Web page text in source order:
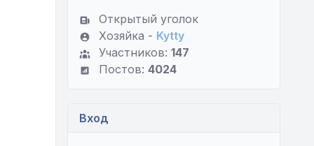
Открытый уголок
Хозяйка - Kytty
Участников: 147
Постов: 4024
Вход